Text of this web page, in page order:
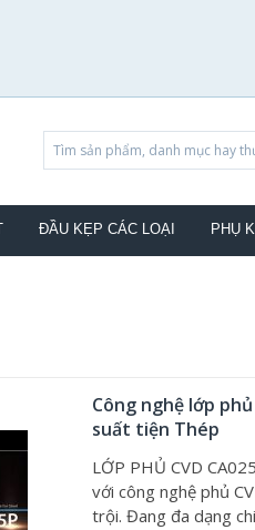
ĐẦU KẸP CÁC LOẠI PHỤ
Công nghệ lớp
suất tiện Thép
LỚP PHỦ CVD
với công nghệ phủ
trội. Đang đa dạng